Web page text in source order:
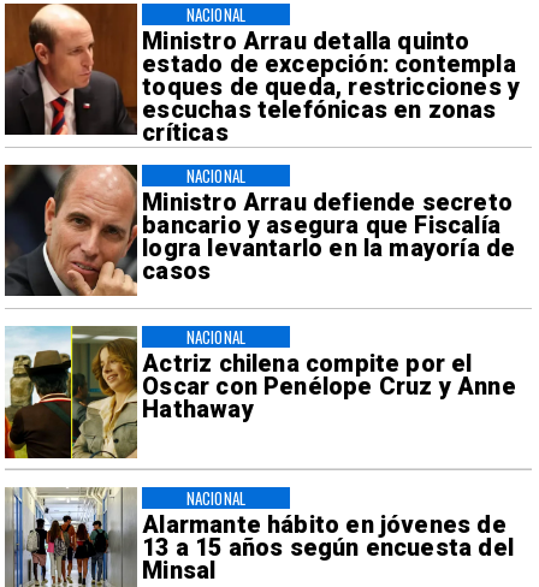
Ministro Arrau detalla quinto
estado de excepción: contempla
toques de queda, restricciones y
escuchas telefónicas en zonas
críticas
NACIONAL
Ministro Arrau defiende secreto
bancario y asegura que Fiscalía
logra levantarlo en la mayoría de
casos
NACIONAL
Actriz chilena compite por el
Oscar con Penélope Cruz y Anne
Hathaway
NACIONAL
Alarmante hábito en jóvenes de
13 a 15 años según encuesta del
Minsal
NACIONAL